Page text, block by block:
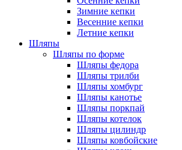
Зимние кепки
Весенние кепки
Летние кепки
Шляпы
Шляпы по форме
Шляпы федора
Шляпы трилби
Шляпы хомбург
Шляпы канотье
Шляпы поркпай
Шляпы котелок
Шляпы цилиндр
Шляпы ковбойские